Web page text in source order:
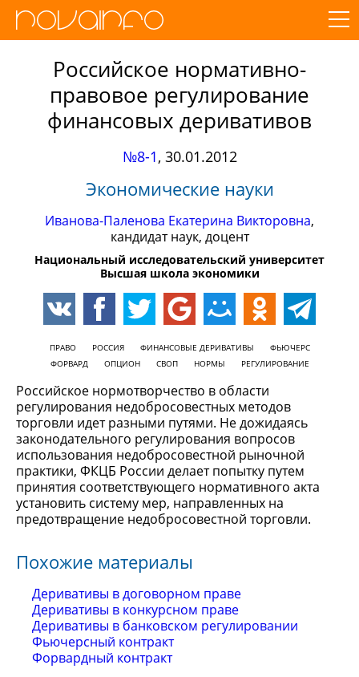
Российское нормативно-
правовое регулирование
финансовых деривативов
№8-1, 30.01.2012
Экономические науки
Иванова-Паленова Екатерина Викторовна,
кандидат наук, доцент
Национальный исследовательский университет
Высшая школа экономики
ПРАВО РОССИЯ ФИНАНСОВЫЕ ДЕРИВАТИВЫ
ФЬЮЧЕРС
ФОРВАРД
ОПЦИОН СВОП НОРМЫ РЕГУЛИРОВАНИЕ
Российское нормотворчество в области
регулирования недобросовестных методов
торговли идет разными путями. Не дожидаясь
законодательного регулирования вопросов
использования недобросовестной рыночной
практики, ФКЦБ России делает попытку путем
принятия соответствующего нормативного акта
установить систему мер, направленных на
предотвращение недобросовестной торговли.
Похожие материалы
Деривативы в договорном праве
Деривативы в конкурсном праве
Деривативы в банковском регулировании
Фьючерсный контракт
Форвардный контракт